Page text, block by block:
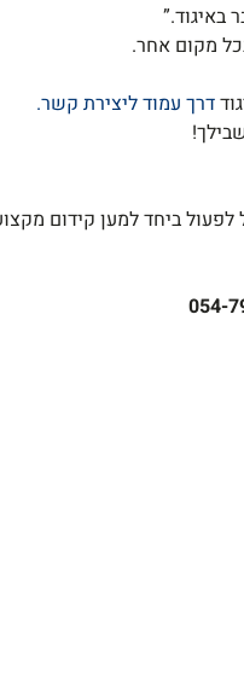
מקום אחר.
דרך עמוד ליצירת קשר.
ביחד למען קידום
054-